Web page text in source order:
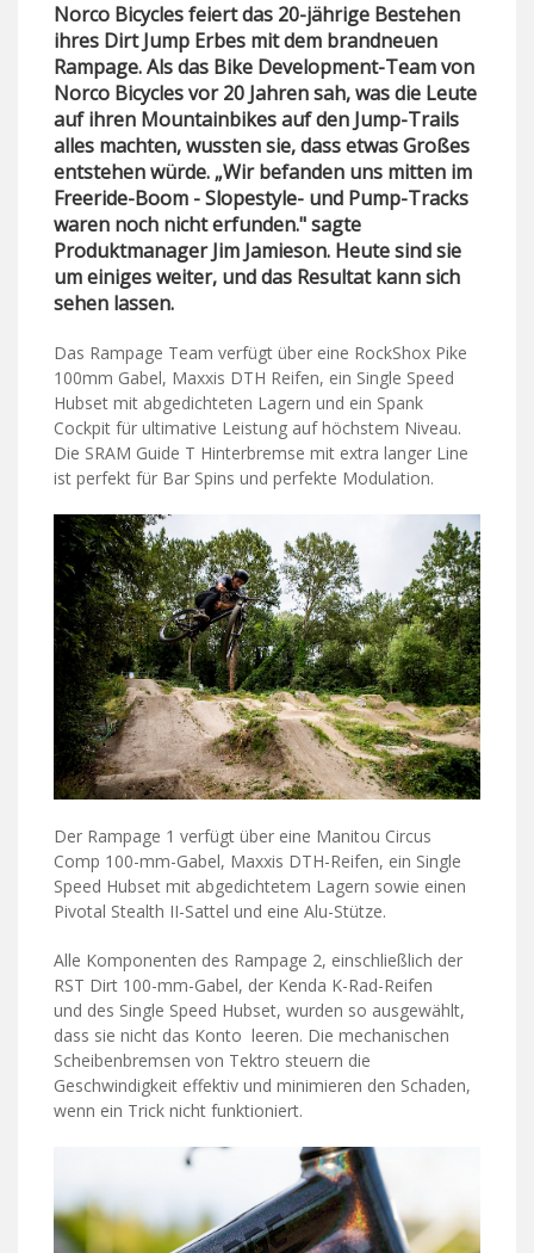
Norco Bicycles feiert das 20-jährige Bestehen
ihres Dirt Jump Erbes mit dem brandneuen
Rampage. Als das Bike Development-Team von
Norco Bicycles vor 20 Jahren sah, was die Leute
auf ihren Mountainbikes auf den Jump-Trails
alles machten, wussten sie, dass etwas Großes
entstehen würde. „Wir befanden uns mitten im
Freeride-Boom - Slopestyle- und Pump-Tracks
waren noch nicht erfunden." sagte
Produktmanager Jim Jamieson. Heute sind sie
um einiges weiter, und das Resultat kann sich
sehen lassen.
Das Rampage Team verfügt über eine RockShox Pike
100mm Gabel, Maxxis DTH Reifen, ein Single Speed ​​
Hubset mit abgedichteten Lagern und ein Spank
Cockpit für ultimative Leistung auf höchstem Niveau.
Die SRAM Guide T Hinterbremse mit extra langer Line
ist perfekt für Bar Spins und perfekte Modulation.
Der Rampage 1 verfügt über eine Manitou Circus
Comp 100-mm-Gabel, Maxxis DTH-Reifen, ein Single
Speed ​​Hubset mit abgedichtetem Lagern sowie einen
Pivotal Stealth II-Sattel und eine Alu-Stütze.
Alle Komponenten des Rampage 2, einschließlich der
RST Dirt 100-mm-Gabel, der Kenda K-Rad-Reifen
und des Single Speed ​​Hubset, wurden so ausgewählt,
dass sie nicht das Konto leeren. Die mechanischen
Scheibenbremsen von Tektro steuern die
Geschwindigkeit effektiv und minimieren den Schaden,
wenn ein Trick nicht funktioniert.